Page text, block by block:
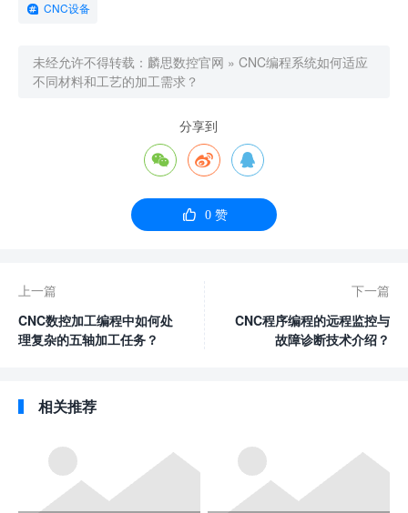
CNC设备
未经允许不得转载： 麟思数控官网 » CNC编程系统如何适应
不同材料和工艺的加工需求？
分享到
  
 0赞
上一篇
CNC数控加工编程中如何处
理复杂的五轴加工任务？
下一篇
CNC程序编程的远程监控与
故障诊断技术介绍？
相关推荐